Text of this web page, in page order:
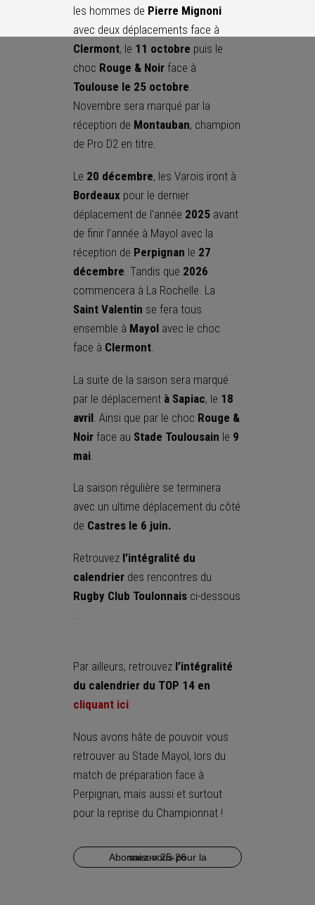
les hommes de Pierre Mignoni
avec deux déplacements face à
Clermont, le 11 octobre puis le
choc Rouge & Noir face à
Toulouse le 25 octobre.
Novembre sera marqué par la
réception de Montauban, champion
de Pro D2 en titre.
Le 20 décembre, les Varois iront à
Bordeaux pour le dernier
déplacement de l’année 2025 avant
de finir l’année à Mayol avec la
réception de Perpignan le 27
décembre. Tandis que 2026
commencera à La Rochelle. La
Saint Valentin se fera tous
ensemble à Mayol avec le choc
face à Clermont.
La suite de la saison sera marqué
par le déplacement à Sapiac, le 18
avril . Ainsi que par le choc Rouge &
Noir face au Stade Toulousain le 9
mai
La saison régulière se terminera
avec un ultime déplacement du côté
de Castres le 6 juin.
Retrouvez l’intégralité du
calendrier des rencontres du
Rugby Club Toulonnais ci-dessous
:
Par ailleurs, retrouvez l’intégralité
du calendrier du TOP 14 en
cliquant ici.
Nous avons hâte de pouvoir vous
retrouver au Stade Mayol, lors du
match de préparation face à
Perpignan, mais aussi et surtout
pour la reprise du Championnat !
Abonnez-vous pour la saison 25-26